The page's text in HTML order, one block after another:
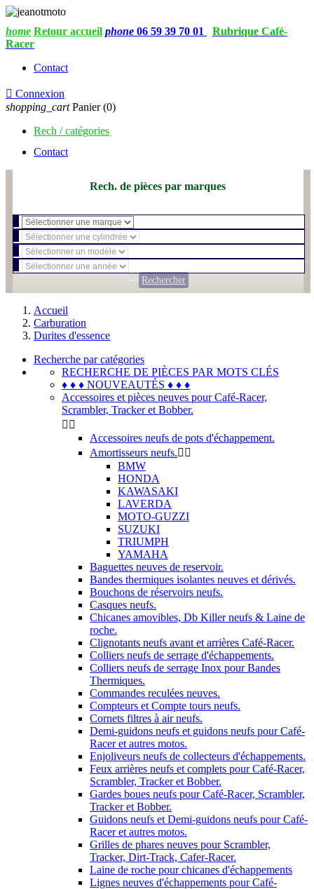
home Retour accueil phone 06 59 39 70 01
Rubrique Café-
Racer
Contact
 Connexion
shopping_cart Panier (0)
Rech / catégories
Contact
Rech. de pièces par marques
1
2
3
4
Rechercher
Accueil
Carburation
Durites d'essence
Recherche par catégories
RECHERCHE DE PIÈCES PAR MOTS CLÉS
♦ ♦ ♦ NOUVEAUTÉS ♦ ♦ ♦
Accessoires et pièces neuves pour Café-Racer,
Scrambler, Tracker et Bobber.
 
Accessoires neufs de pots d'échappement.
Amortisseurs neufs. 
BMW
HONDA
KAWASAKI
LAVERDA
MOTO-GUZZI
SUZUKI
TRIUMPH
YAMAHA
Baguettes neuves de reservoir.
Bandes thermiques isolantes neuves et dérivés.
Bouchons de réservoirs neufs.
Casques neufs.
Chicanes amovibles, Db Killer neufs & Laine de
roche.
Clignotants neufs avant et arrières Café-Racer.
Colliers neufs de serrage d'échappements.
Colliers neufs de serrage Inox pour Bandes
Thermiques.
Commandes reculées neuves.
Compteurs et Compte tours neufs.
Cornets filtres à air neufs.
Demi-guidons neufs et guidons neufs pour Café-
Racer et autres motos.
Enjoliveurs neufs de collecteurs d'échappements.
Feux arrières neufs et complets pour Café-Racer,
Scrambler, Tracker et Bobber.
Gardes boues neufs pour Café-Racer, Scrambler,
Tracker et Bobber.
Guidons neufs et Demi-guidons neufs pour Café-
Racer et autres motos.
Grilles de phares neuves pour Scrambler,
Tracker, Dirt-Track, Cafer-Racer.
Laine de roche pour chicanes d'échappements
Lignes neuves d'échappements pour Café-